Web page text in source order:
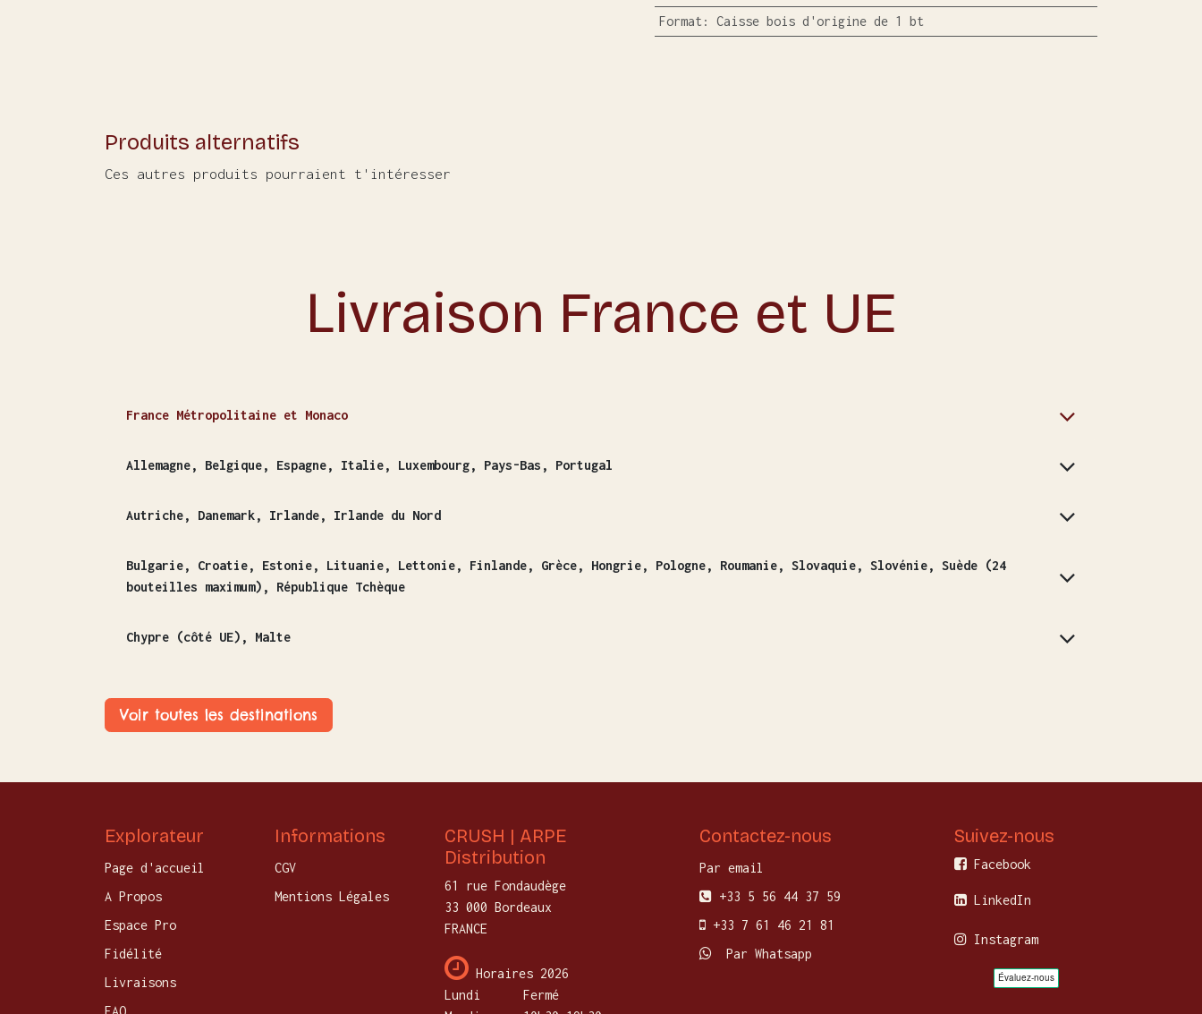
Format : Caisse bois d'origine de 1 bt
Produits alternatifs
Ces autres produits pourraient t'intéresser
Livraison France et UE
France Métropolitaine et Monaco
Allemagne, Belgique, Espagne, Italie, Luxembourg, Pays-Bas, Portugal
Autriche, Danemark, Irlande, Irlande du Nord
Bulgarie, Croatie, Estonie, Lituanie, Lettonie, Finlande, Grèce, Hongrie, Pologne, Roumanie, Slovaquie, Slovénie, Suède (24
bouteilles maximum), République Tchèque
Chypre (côté UE), Malte
Voir toutes les destinations
Explorateur
Page d'accueil
A Propos
Espace Pro
Fidélité
Livraisons
Informations
CGV
Mentions Légales
CRUSH | ARPE
Distribution
61 rue Fondaudège
33 000 Bordeaux
FRANCE
Horaires 2026
Lundi
​Fermé
Contactez-nous
Par email
+33 5 56 44 37 59
+33 7 61 46 21 81
Par Whatsapp
Suivez-nous
Facebook
LinkedIn
Instagram